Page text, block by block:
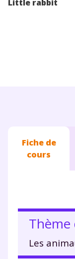
Little rabbit
Fiche de
cours
Thème
Les